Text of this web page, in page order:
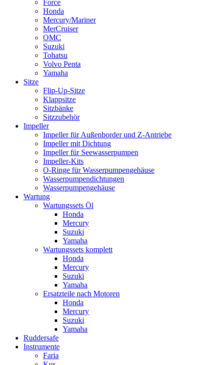
Force
Honda
Mercury/Mariner
MerCruiser
OMC
Suzuki
Tohatsu
Volvo Penta
Yamaha
Sitze
Flip-Up-Sitze
Klappsitze
Sitzbänke
Sitzzubehör
Impeller
Impeller für Außenborder und Z-Antriebe
Impeller mit Dichtung
Impeller für Seewasserpumpen
Impeller-Kits
O-Ringe für Wasserpumpengehäuse
Wasserpumpendichtungen
Wasserpumpengehäuse
Wartung
Wartungssets Öl
Honda
Mercury
Suzuki
Yamaha
Wartungssets komplett
Honda
Mercury
Suzuki
Yamaha
Ersatzteile nach Motoren
Honda
Mercury
Suzuki
Yamaha
Ruddersafe
Instrumente
Faria